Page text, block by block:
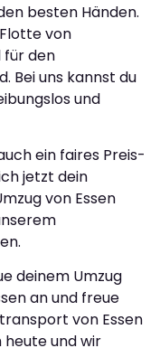
besten Händen.
von
für den
Bei uns kannst du
und
ein faires Preis-
jetzt dein
von Essen
deinem Umzug
an und freue
von Essen
heute und wir